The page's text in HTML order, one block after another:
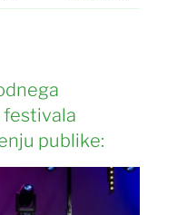
publike: